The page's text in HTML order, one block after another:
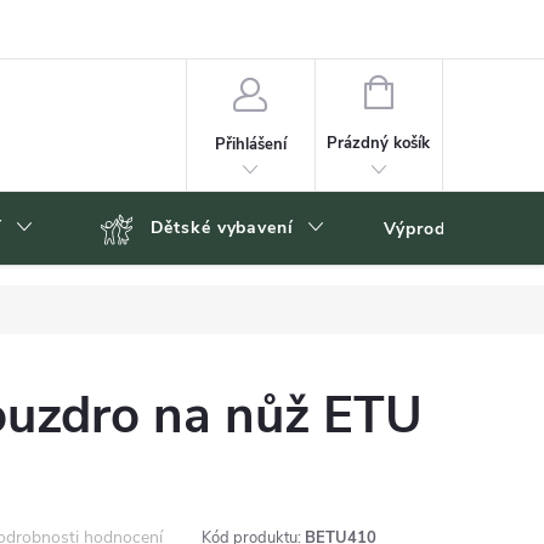
Přihlášení
NÁKUPNÍ
Prázdný košík
Dětské vybavení Výprodej
na nůž ETU
hodnocení Kód produktu: BETU410